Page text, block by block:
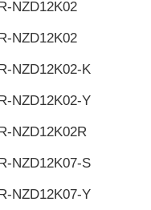
NZD12K02
NZD12K02
NZD12K02-K
NZD12K02-Y
NZD12K02R
NZD12K07-S
NZD12K07-Y